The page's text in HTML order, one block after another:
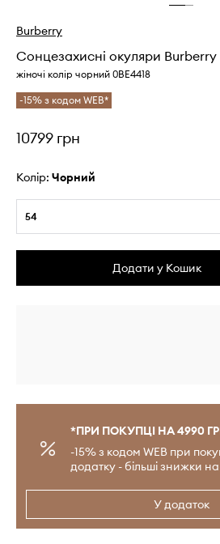
Burberry
Сонцезахисні окуляри Burberry
жіночі колір чорний 0BE4418
-15% з кодом WEB*
10799 грн
Колір: чорний
54
Додати у Кошик
*ПРИ ПОКУПЦІ НА 4990
-15% з кодом WEB при
додатку - більші знижки
У додаток